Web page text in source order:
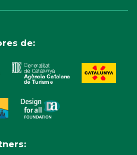
de: